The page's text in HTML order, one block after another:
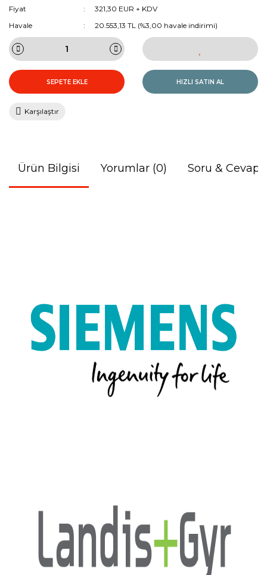
Fiyat
321,30 EUR + KDV
Havale
20.553,13 TL (%3,00 havale indirimi)
SEPETE EKLE HIZLI SATIN AL
Karşılaştır
Ürün Bilgisi Yorumlar (0) Soru & Cevap